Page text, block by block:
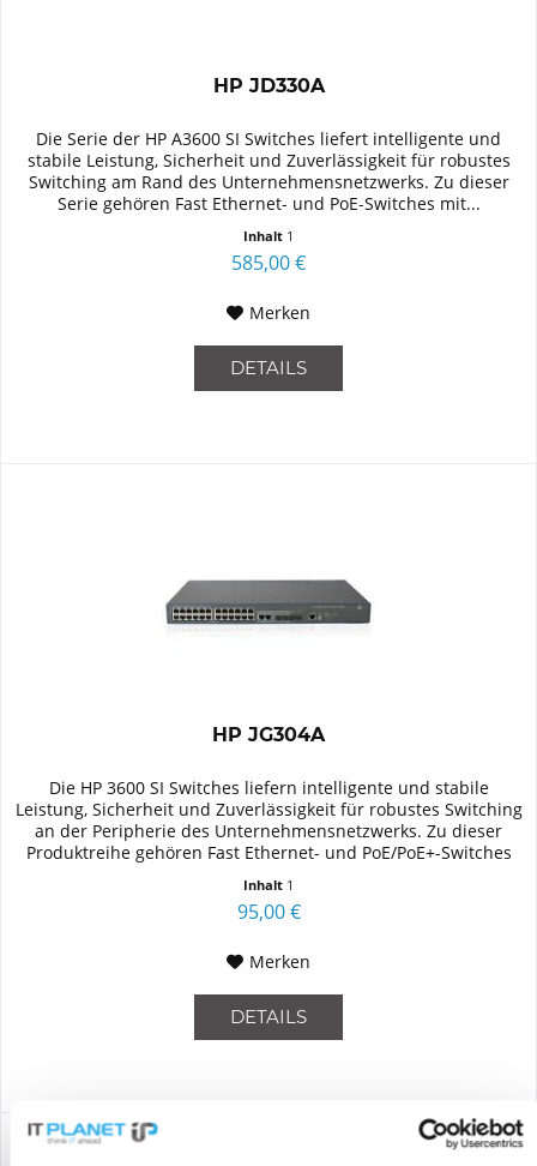
HP JD330A
Die Serie der HP A3600 SI Switches liefert intelligente und
stabile Leistung, Sicherheit und Zuverlässigkeit für robustes
Switching am Rand des Unternehmensnetzwerks. Zu dieser
Serie gehören Fast Ethernet- und PoE-Switches mit...
Inhalt 1
585,00 €
Merken
DETAILS
HP JG304A
Die HP 3600 SI Switches liefern intelligente und stabile
Leistung, Sicherheit und Zuverlässigkeit für robustes Switching
an der Peripherie des Unternehmensnetzwerks. Zu dieser
Produktreihe gehören Fast Ethernet- und PoE/PoE+-Switches
Inhalt 1
95,00 €
Merken
DETAILS